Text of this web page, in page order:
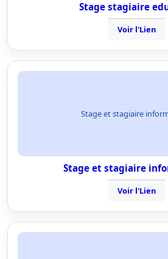
Stage stagiaire
Voir l'Lien
Stage et stagiaire
Stage et stagiaire
Voir l'Lien